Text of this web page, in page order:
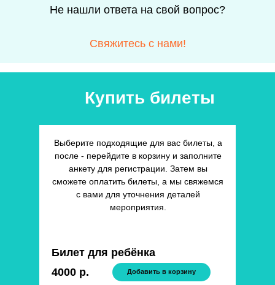
Не нашли ответа на свой вопрос?
Свяжитесь с нами!
Купить билеты
Выберите подходящие для вас билеты, а
после - перейдите в корзину и заполните
анкету для регистрации. Затем вы
сможете оплатить билеты, а мы свяжемся
с вами для уточнения деталей
мероприятия.
Билет для ребёнка
4000 р.
Добавить в корзину